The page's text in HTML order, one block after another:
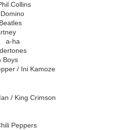
Collins
a-ha
Boys
/ Ini Kamoze
/ King Crimson
Peppers